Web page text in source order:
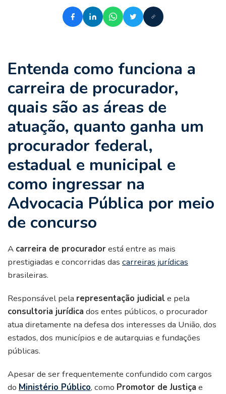
Entenda como funciona a
carreira de procurador,
quais são as áreas de
atuação, quanto ganha um
procurador federal,
estadual e municipal e
como ingressar na
Advocacia Pública por meio
de concurso
A carreira de procuradorestá entre as mais
prestigiadas e concorridas das carreiras jurídicas
brasileiras.
Responsável pela representação judiciale pela
consultoria jurídica dos entes públicos, o procurador
atua diretamente na defesa dos interesses da União, dos
estados, dos municípios e de autarquias e fundações
públicas.
Apesar de ser frequentemente confundido com cargos
do Ministério Público, como Promotor de Justiça e